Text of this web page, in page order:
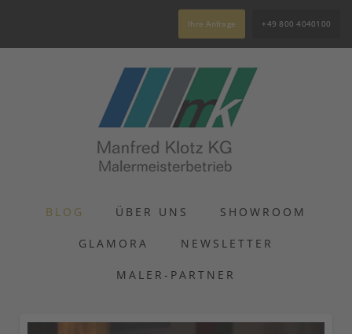
Ihre Anfrage +49 800 4040100
BLOG ÜBER UNS SHOWROOM
GLAMORA NEWSLETTER
MALER-PARTNER